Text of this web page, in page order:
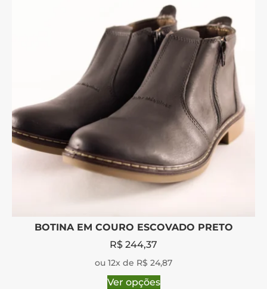
BOTINA EM COURO ESCOVADO PRETO
R$ 244,37
ou 12x de R$ 24,87
Ver opções